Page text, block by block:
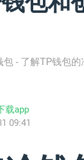
- 了解TP钱包
载app
09:41